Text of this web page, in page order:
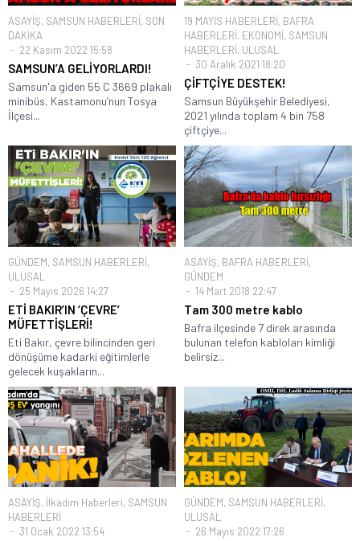
ASAYİŞ, SAMSUN HABERLERİ, SON
DAKİKA
22 Kasım 2022 15:58
SAMSUN’A GELİYORLARDI!
Samsun'a giden 55 C 3669 plakalı
minibüs, Kastamonu’nun Tosya
İlçesi...
19 MAYIS HABERLERİ, BAFRA
HABERLERİ, EKONOMİ, SAMSUN
HABERLERİ, ULUSAL
30 Aralık 2021 18:20
ÇİFTÇİYE DESTEK!
Samsun Büyükşehir Belediyesi,
2021 yılında toplam 4 bin 758
çiftçiye...
GÜNDEM, SAMSUN HABERLERİ,
ULUSAL
25 Mayıs 2026 14:27
ETİ BAKIR’IN ‘ÇEVRE’
MÜFETTİŞLERİ!
Eti Bakır, çevre bilincinden geri
dönüşüme kadarki eğitimlerle
gelecek kuşakların...
ASAYİŞ, BAFRA HABERLERİ,
GÜNDEM
14 Mart 2018 22:47
Tam 300 metre kablo
Bafra ilçesinde 7 direk arasında
bulunan telefon kabloları kimliği
belirsiz...
ASAYİŞ, İlkadım Haberleri, SAMSUN
HABERLERİ
31 Ocak 2022 13:54
GÜNDEM, SAMSUN HABERLERİ,
ULUSAL
26 Mayıs 2022 17:26